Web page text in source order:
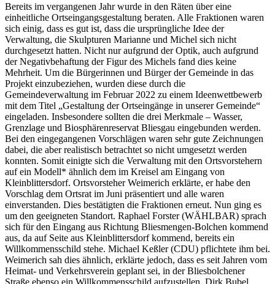
Bereits im vergangenen Jahr wurde in den Räten über eine
einheitliche Ortseingangsgestaltung beraten. Alle Fraktionen waren
sich einig, dass es gut ist, dass die ursprüngliche Idee der
Verwaltung, die Skulpturen Marianne und Michel sich nicht
durchgesetzt hatten. Nicht nur aufgrund der Optik, auch aufgrund
der Negativbehaftung der Figur des Michels fand dies keine
Mehrheit. Um die Bürgerinnen und Bürger der Gemeinde in das
Projekt einzubeziehen, wurden diese durch die
Gemeindeverwaltung im Februar 2022 zu einem Ideenwettbewerb
mit dem Titel „Gestaltung der Ortseingänge in unserer Gemeinde“
eingeladen. Insbesondere sollten die drei Merkmale – Wasser,
Grenzlage und Biosphärenreservat Bliesgau eingebunden werden.
Bei den eingegangenen Vorschlägen waren sehr gute Zeichnungen
dabei, die aber realistisch betrachtet so nicht umgesetzt werden
konnten. Somit einigte sich die Verwaltung mit den Ortsvorstehern
auf ein Modell* ähnlich dem im Kreisel am Eingang von
Kleinblittersdorf. Ortsvorsteher Weimerich erklärte, er habe den
Vorschlag dem Ortsrat im Juni präsentiert und alle waren
einverstanden. Dies bestätigten die Fraktionen erneut. Nun ging es
um den geeigneten Standort. Raphael Forster (WÄHLBAR) sprach
sich für den Eingang aus Richtung Bliesmengen-Bolchen kommend
aus, da auf Seite aus Kleinblittersdorf kommend, bereits ein
Willkommensschild stehe. Michael Keßler (CDU) pflichtete ihm bei.
Weimerich sah dies ähnlich, erklärte jedoch, dass es seit Jahren vom
Heimat- und Verkehrsverein geplant sei, in der Bliesbolchener
Straße ebenso ein Willkommensschild aufzustellen. Dirk Bubel